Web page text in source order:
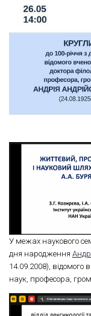
У межах наукового
дня народження
14.09.2008), відомого
наук, професора,